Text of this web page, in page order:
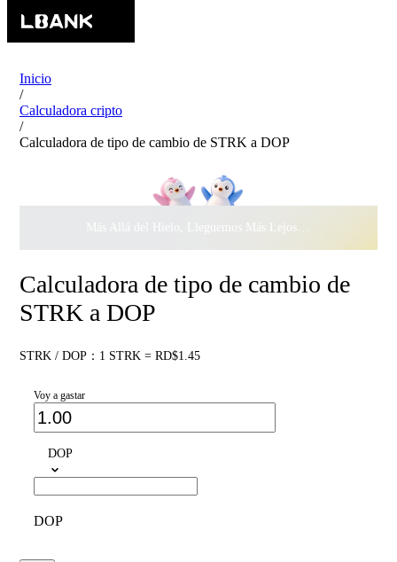
Inicio
/
Calculadora cripto
/
Calculadora de tipo de cambio de STRK a DOP
Más Allá del Hielo, Lleguemos Más Lejos Juntos ·
Calculadora de tipo de cambio de
STRK a DOP
STRK / DOP：1 STRK = RD$1.45
Voy a gastar
DOP
DOP